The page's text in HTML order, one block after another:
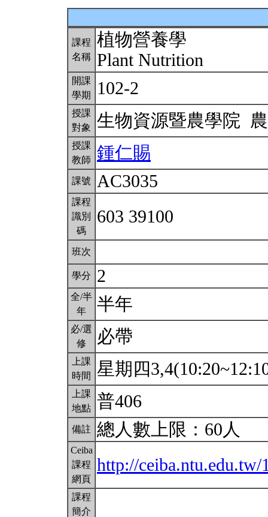
課程
名稱
植物營養學
Plant Nutrition
開課
學期
102-2
授課
對象
生物資源暨農學院
授課
教師
鍾仁賜
課號 AC3035
課程
識別
碼
603 39100
班次
學分 2
全/半
年
半年
必/選
修
必帶
上課
時間
星期四
上課
地點 普406
備註 總人數上限：60人
Ceiba
課程
網頁
http://
課程
簡介